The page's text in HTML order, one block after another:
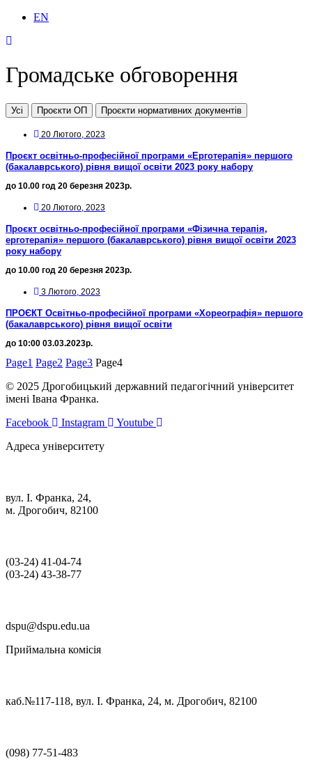
EN
Громадське обговорення
Усі Проєкти ОП Проєкти нормативних документів
20 Лютого, 2023
Проєкт освітньо-професійної програми «Ерготерапія» першого
(бакалаврського) рівня вищої освіти 2023 року набору
до 10.00 год 20 березня 2023р.
20 Лютого, 2023
Проєкт освітньо-професійної програми «Фізична терапія,
ерготерапія» першого (бакалаврського) рівня вищої освіти 2023
року набору
до 10.00 год 20 березня 2023р.
3 Лютого, 2023
ПРОЄКТ Освітньо-професійної програми «Хореографія» першого
(бакалаврського) рівня вищої освіти
до 10:00 03.03.2023р.
Page1 Page2 Page3 Page4
© 2025 Дрогобицький державний педагогічний університет
імені Івана Франка.
Facebook
Instagram
Youtube
Адреса університету
вул. І. Франка, 24,
м. Дрогобич, 82100
(03‑24) 41‑04‑74
(03‑24) 43‑38‑77
dspu@dspu.edu.ua
Приймальна комісія
каб.№117-118, вул. І. Франка, 24, м. Дрогобич, 82100
(098) 77-51-483